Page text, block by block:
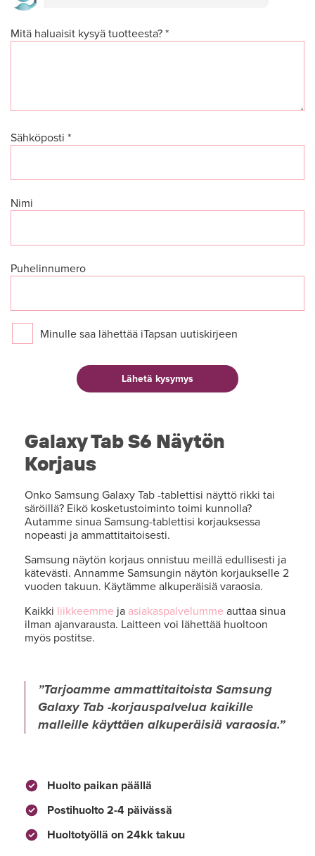
Mitä haluaisit kysyä tuotteesta? *
Sähköposti *
Nimi
Puhelinnumero
Minulle saa lähettää iTapsan uutiskirjeen
Galaxy Tab S6 Näytön
Korjaus
Onko Samsung Galaxy Tab -tablettisi näyttö rikki tai
säröillä? Eikö kosketustoiminto toimi kunnolla?
Autamme sinua Samsung-tablettisi korjauksessa
nopeasti ja ammattitaitoisesti.
Samsung näytön korjaus onnistuu meillä edullisesti ja
kätevästi. Annamme Samsungin näytön korjaukselle 2
vuoden takuun. Käytämme alkuperäisiä varaosia.
Kaikki liikkeemme ja asiakaspalvelumme auttaa sinua
ilman ajanvarausta. Laitteen voi lähettää huoltoon
myös postitse.
Tarjoamme ammattitaitoista Samsung
Galaxy Tab -korjauspalvelua kaikille
malleille käyttäen alkuperäisiä varaosia.
Huolto paikan päällä
Postihuolto 2-4 päivässä
Huoltotyöllä on 24kk takuu